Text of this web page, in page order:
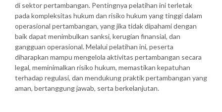
di sektor pertambangan. Pentingnya pelatihan ini terletak
pada kompleksitas hukum dan risiko hukum yang tinggi dalam
operasional pertambangan, yang jika tidak dipahami dengan
baik dapat menimbulkan sanksi, kerugian finansial, dan
gangguan operasional. Melalui pelatihan ini, peserta
diharapkan mampu mengelola aktivitas pertambangan secara
legal, meminimalkan risiko hukum, memastikan kepatuhan
terhadap regulasi, dan mendukung praktik pertambangan yang
aman, bertanggung jawab, serta berkelanjutan.